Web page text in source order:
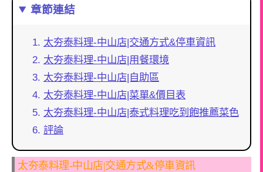
章節連結
太夯泰料理-中山店|交通方式&停車資訊
太夯泰料理-中山店|用餐環境
太夯泰料理-中山店|自助區
太夯泰料理-中山店|菜單&價目表
太夯泰料理-中山店|泰式料理吃到飽推薦菜色
評論
太夯泰料理-中山店|交通方式&停車資訊